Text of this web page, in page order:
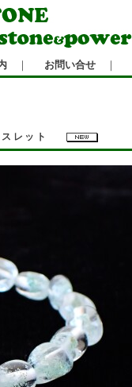
｜ お問い合せ ｜
スレット